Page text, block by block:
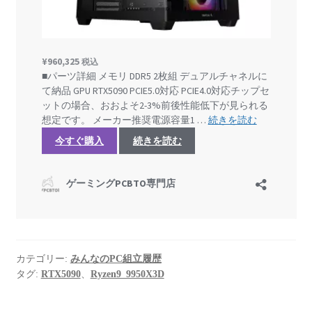
カテゴリー: みんなのPC組立履歴
タグ: RTX5090、 Ryzen9_9950X3D